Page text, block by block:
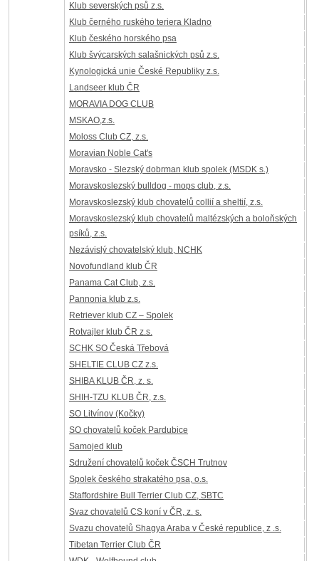
Klub severských psů z.s.
Klub černého ruského teriera Kladno
Klub českého horského psa
Klub švýcarských salašnických psů z.s.
Kynologická unie České Republiky z.s.
Landseer klub ČR
MORAVIA DOG CLUB
MSKAO,z.s.
Moloss Club CZ, z.s.
Moravian Noble Cat's
Moravsko - Slezský dobrman klub spolek (MSDK s.)
Moravskoslezský bulldog - mops club, z.s.
Moravskoslezský klub chovatelů collií a sheltií, z.s.
Moravskoslezský klub chovatelů maltézských a boloňských
psíků, z.s.
Nezávislý chovatelský klub, NCHK
Novofundland klub ČR
Panama Cat Club, z.s.
Pannonia klub z.s.
Retriever klub CZ – Spolek
Rotvajler klub ČR z.s.
SCHK SO Česká Třebová
SHELTIE CLUB CZ z.s.
SHIBA KLUB ČR, z. s.
SHIH-TZU KLUB ČR, z.s.
SO Litvínov (Kočky)
SO chovatelů koček Pardubice
Samojed klub
Sdružení chovatelů koček ČSCH Trutnov
Spolek českého strakatého psa, o.s.
Staffordshire Bull Terrier Club CZ, SBTC
Svaz chovatelů CS koní v ČR, z. s.
Svazu chovatelů Shagya Araba v České republice, z .s.
Tibetan Terrier Club ČR